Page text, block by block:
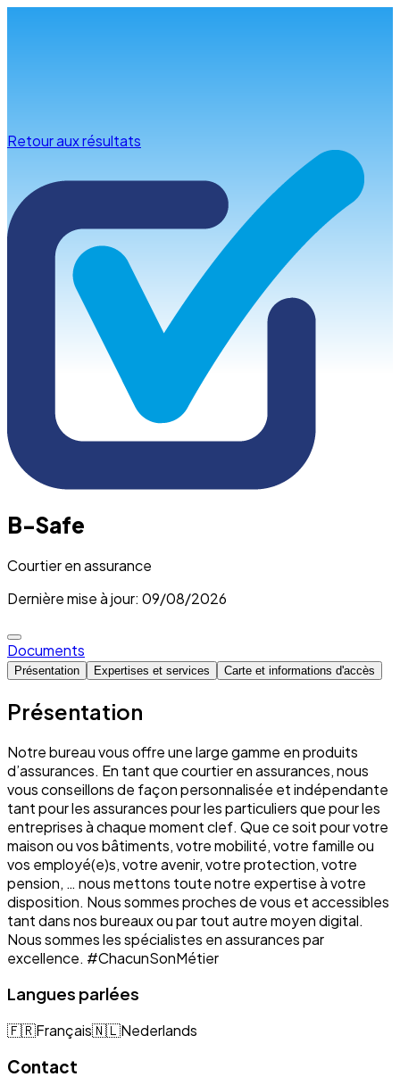
Retour aux résultats
B-Safe
Courtier en assurance
Dernière mise à jour: 09/08/2026
Documents
Présentation Expertises et services Carte et informations d'accès
Présentation
Notre bureau vous offre une large gamme en produits
d’assurances. En tant que courtier en assurances, nous
vous conseillons de façon personnalisée et indépendante
tant pour les assurances pour les particuliers que pour les
entreprises à chaque moment clef. Que ce soit pour votre
maison ou vos bâtiments, votre mobilité, votre famille ou
vos employé(e)s, votre avenir, votre protection, votre
pension, … nous mettons toute notre expertise à votre
disposition. Nous sommes proches de vous et accessibles
tant dans nos bureaux ou par tout autre moyen digital.
Nous sommes les spécialistes en assurances par
excellence. #ChacunSonMétier
Langues parlées
🇫🇷Français🇳🇱Nederlands
Contact